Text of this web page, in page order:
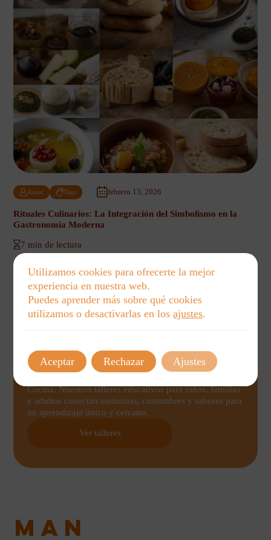
Autor Tags febrero 13, 2026
Rituales Culinarios: La Integración del Simbolismo en la
Gastronomía Moderna
7 min de lectura
Cocina con historia
Cocina. Nuestros talleres educativos para niños, familias
y adultos conectan memorias, costumbres y sabores para
un aprendizaje único y cercano.
Ver talleres
Utilizamos cookies para ofrecerte la mejor
experiencia en nuestra web.
Puedes aprender más sobre qué cookies
utilizamos o desactivarlas en losajustes.
Aceptar Rechazar Ajustes